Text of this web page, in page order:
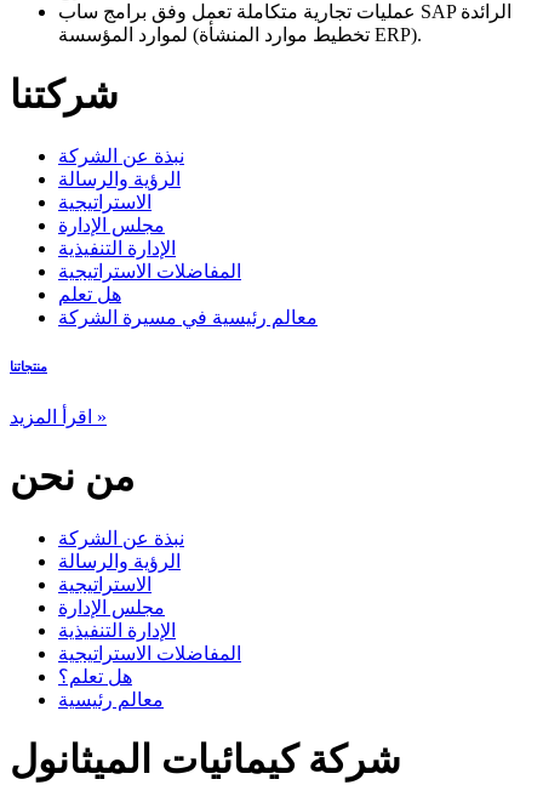
عمليات تجارية متكاملة تعمل وفق برامج ساب SAP الرائدة
لموارد المؤسسة (تخطيط موارد المنشأة ERP).
شركتنا
نبذة عن الشركة
الرؤية والرسالة
الاستراتيجية
مجلس الإدارة
الإدارة التنفيذية
المفاضلات الاستراتيجية
هل تعلم
معالم رئيسية في مسيرة الشركة
منتجاتنا
اقرأ المزيد »
من نحن
نبذة عن الشركة
الرؤية والرسالة
الاستراتيجية
مجلس الإدارة
الإدارة التنفيذية
المفاضلات الاستراتيجية
هل تعلم؟
معالم رئيسية
شركة كيمائيات الميثانول